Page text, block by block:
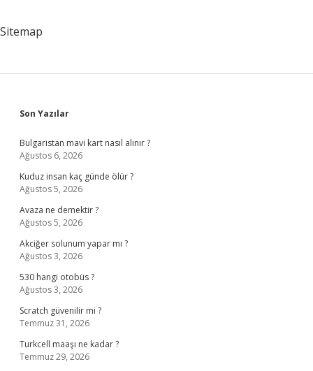
Sitemap
Sidebar
Son Yazılar
Bulgaristan mavi kart nasıl alınır ?
Ağustos 6, 2026
Kuduz insan kaç günde ölür ?
Ağustos 5, 2026
Avaza ne demektir ?
Ağustos 5, 2026
Akciğer solunum yapar mı ?
Ağustos 3, 2026
530 hangi otobüs ?
Ağustos 3, 2026
Scratch güvenilir mi ?
Temmuz 31, 2026
Turkcell maaşı ne kadar ?
Temmuz 29, 2026